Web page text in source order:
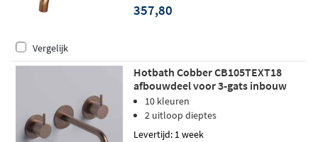
357,80
Vergelijk
Hotbath Cobber CB105TEXT18
afbouwdeel voor 3-gats inbouw
wastafelkraan - 18cm uitloop -
geborsteld koper PVD
10 kleuren
2 uitloop dieptes
Levertijd: 1 week